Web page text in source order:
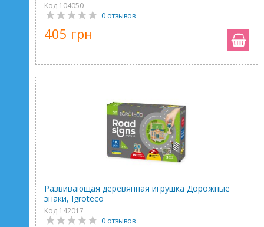
Код 104050
0 отзывов
405 грн
Развивающая деревянная игрушка Дорожные
знаки, Igroteco
Код 142017
0 отзывов